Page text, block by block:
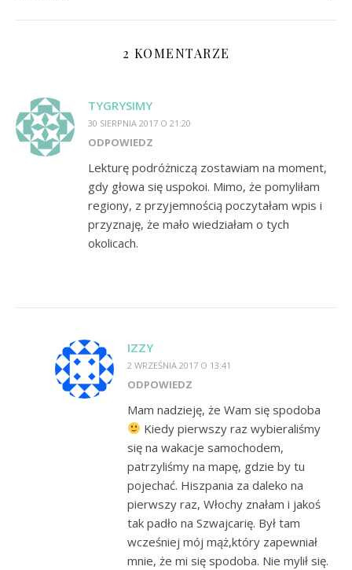
2 KOMENTARZE
TYGRYSIMY
30 SIERPNIA 2017 O 21:20
ODPOWIEDZ
Lekturę podróżniczą zostawiam na moment,
gdy głowa się uspokoi. Mimo, że pomyliłam
regiony, z przyjemnością poczytałam wpis i
przyznaję, że mało wiedziałam o tych
okolicach.
IZZY
2 WRZEŚNIA 2017 O 13:41
ODPOWIEDZ
Mam nadzieję, że Wam się spodoba
Kiedy pierwszy raz wybieraliśmy
się na wakacje samochodem,
patrzyliśmy na mapę, gdzie by tu
pojechać. Hiszpania za daleko na
pierwszy raz, Włochy znałam i jakoś
tak padło na Szwajcarię. Był tam
wcześniej mój mąż,który zapewniał
mnie, że mi się spodoba. Nie mylił się.